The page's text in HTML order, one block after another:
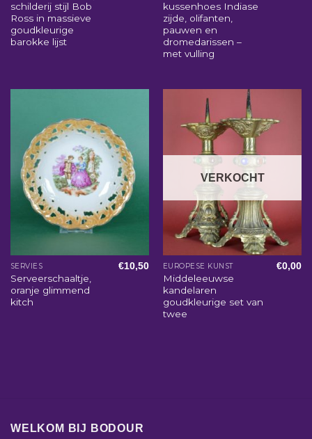
schilderij stijl Bob
Ross in massieve
goudkleurige
barokke lijst
kussenhoes Indiase
zijde, olifanten,
pauwen en
dromedarissen –
met vulling
SERVIES
Serveerschaaltje,
oranje glimmend
kitch
€10,50
VERKOCHT
EUROPESE KUNST
Middeleeuwse
kandelaren
goudkleurige set van
twee
€0,00
WELKOM BIJ BODOUR